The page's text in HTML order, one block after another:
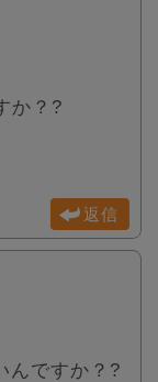
か？?
返信
んですか？?